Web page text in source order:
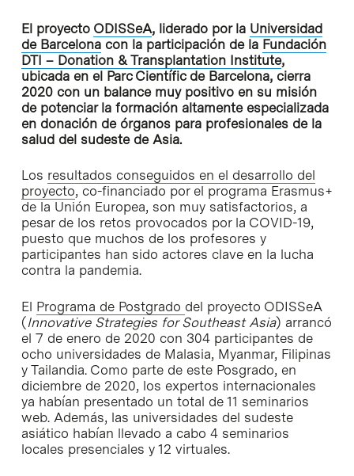
El proyecto ODISSeA, liderado por la Universidad
de Barcelonacon la participación de la Fundación
DTI – Donation & Transplantation Institute,
ubicada en el Parc Científic de Barcelona, cierra
2020 con un balance muy positivo en su misión
de potenciar la formación altamente especializada
en donación de órganos para profesionales de la
salud del sudeste de Asia.
Los resultados conseguidos en el desarrollo del
proyecto, co-financiado por el programa Erasmus+
de la Unión Europea, son muy satisfactorios, a
pesar de los retos provocados por la COVID-19,
puesto que muchos de los profesores y
participantes han sido actores clave en la lucha
contra la pandemia.
El Programa de Postgrado del proyecto ODISSeA
(Innovative Strategies for Southeast Asia) arrancó
el 7 de enero de 2020 con 304 participantes de
ocho universidades de Malasia, Myanmar, Filipinas
y Tailandia. Como parte de este Posgrado, en
diciembre de 2020, los expertos internacionales
ya habían presentado un total de 11 seminarios
web. Además, las universidades del sudeste
asiático habían llevado a cabo 4 seminarios
locales presenciales y 12 virtuales.